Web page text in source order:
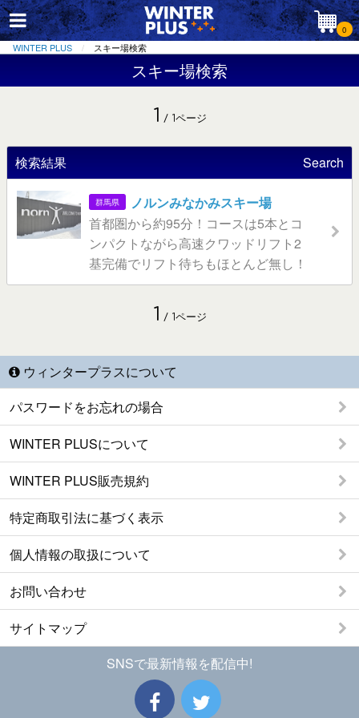
0
WINTER PLUS スキー場検索
スキー場検索
1 / 1ページ
検索結果 Search
群馬県
ノルンみなかみスキー場
首都圏から約95分！コースは5本とコ
ンパクトながら高速クワッドリフト2
基完備でリフト待ちもほとんど無し！
1 / 1ページ
ウィンタープラスについて
パスワードをお忘れの場合
WINTER PLUSについて
WINTER PLUS販売規約
特定商取引法に基づく表示
個人情報の取扱について
お問い合わせ
サイトマップ
SNSで最新情報を配信中!